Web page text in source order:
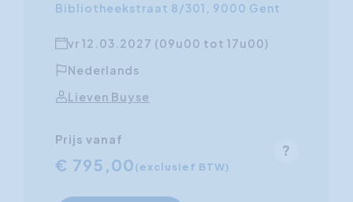
Bibliotheekstraat 8/301, 9000 Gent
vr 12.03.2027 (09u00 tot 17u00)
Nederlands
Lieven Buyse
Prijs vanaf
€ 795,00(exclusief BTW)